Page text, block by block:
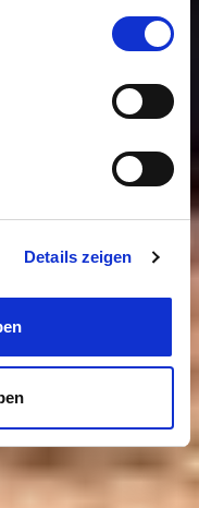
Details zeigen